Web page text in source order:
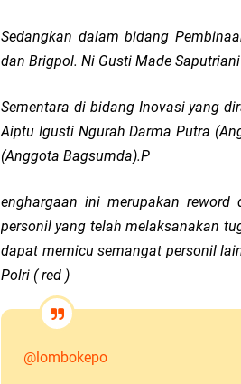
Sedangkan dalam bidang
dan Brigpol. Ni Gusti Made
Sementara di bidang Inovasi yang
Aiptu Igusti Ngurah Darma Putra
(Anggota Bagsumda).P
enghargaan ini merupakan reword
personil yang telah melaksanakan
dapat memicu semangat personil
Polri ( red )
@lombokepo